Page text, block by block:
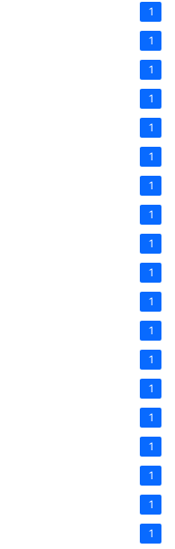
1
1
1
1
1
1
1
1
1
1
1
1
1
1
1
1
1
1
1